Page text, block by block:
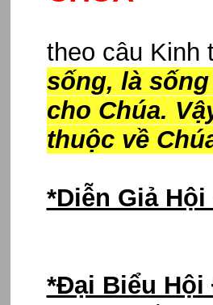
theo câu Kinh
sống, là
cho Chúa.
thuộc về
*Diễn Giả
-Mục
*Đại Biểu Hội